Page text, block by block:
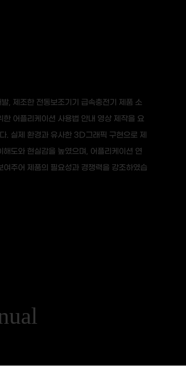
발, 제조한 전동보조기기 급속충전기 제품 소
한 어플리케이션 사용법 안내 영상 제작을 요
. 실제 환경과 유사한 3D그래픽 구현으로 제
해도와 현실감을 높였으며, 어플리케이션 연
여주어 제품의 필요성과 경쟁력을 강조하였습